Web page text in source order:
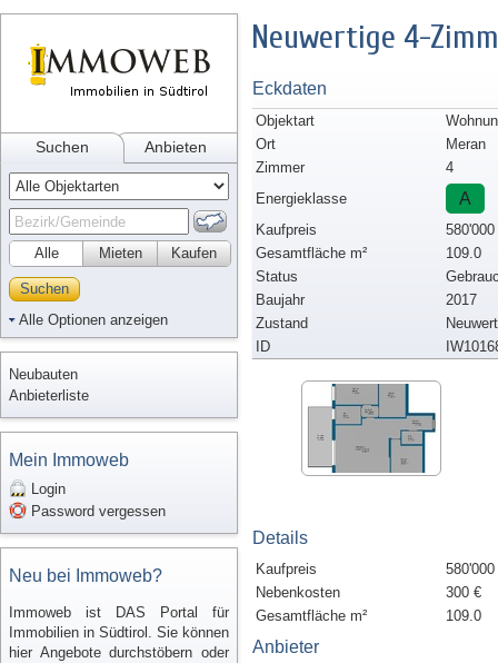
Suchen Anbieten
Alle Kaufen
Mieten
Suchen
Alle Optionen anzeigen
Neubauten
Anbieterliste
Mein Immoweb
Login
Password vergessen
Neu bei Immoweb?
Immoweb ist DAS Portal für
Immobilien in Südtirol. Sie können
hier Angebote durchstöbern oder
Neuwertige 4-
Eckdaten
Objektart
Ort
Meran
Zimmer
4
Energieklasse
A
Kaufpreis
580'000
Gesamtfläche m²
109.0
Status
Baujahr
2017
Zustand
ID
Details
Kaufpreis
580'000
Nebenkosten
300 €
Gesamtfläche m²
109.0
Anbieter